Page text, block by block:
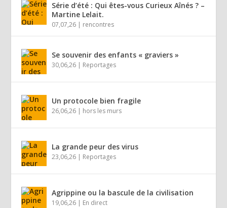
Série d’été : Qui êtes-vous Curieux Aînés ? –
Martine Lelait.
07,07,26 | rencontres
Se souvenir des enfants « graviers »
30,06,26 | Reportages
Un protocole bien fragile
26,06,26 | hors les murs
La grande peur des virus
23,06,26 | Reportages
Agrippine ou la bascule de la civilisation
19,06,26 | En direct